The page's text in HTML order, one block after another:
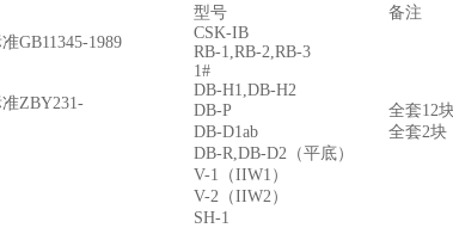
型号
备注
GB11345-1989
CSK-IB
RB-1,RB-2,RB-3
ZBY231-
1#
DB-H1,DB-H2
DB-P
全套12
DB-D1ab
全套2块
DB-R,DB-D2（平底）
V-1（IIW1）
V-2（IIW2）
SH-1